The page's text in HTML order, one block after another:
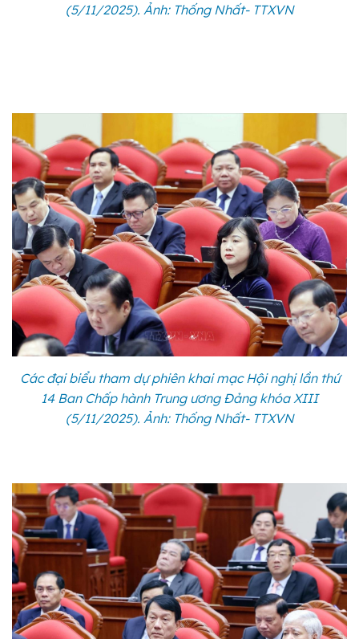
(5/11/2025). Ảnh: Thống Nhất- TTXVN
Các đại biểu tham dự phiên khai mạc Hội nghị lần thứ
14 Ban Chấp hành Trung ương Đảng khóa XIII
(5/11/2025). Ảnh: Thống Nhất- TTXVN